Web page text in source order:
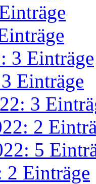
3 Einträge
Einträge
3
2
5
2 Einträge